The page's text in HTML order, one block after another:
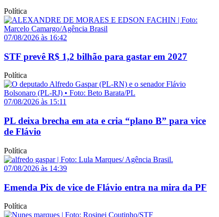
Política
07/08/2026 às 16:42
STF prevê R$ 1,2 bilhão para gastar em 2027
Política
07/08/2026 às 15:11
PL deixa brecha em ata e cria “plano B” para vice
de Flávio
Política
07/08/2026 às 14:39
Emenda Pix de vice de Flávio entra na mira da PF
Política